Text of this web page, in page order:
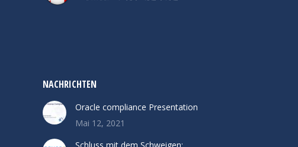
NACHRICHTEN
Oracle compliance Presentation
Mai 12, 2021
Schluss mit dem Schweigen: